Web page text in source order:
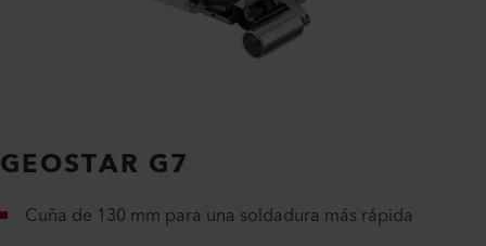
GEOSTAR G7
Cuña de 130 mm para una soldadura más rápida